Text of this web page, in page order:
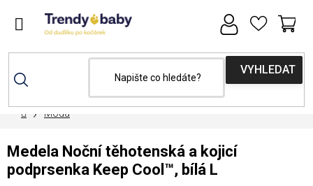
DomůMóda
Medela Noční těhotenská a kojicí
podprsenka Keep Cool™, bílá L